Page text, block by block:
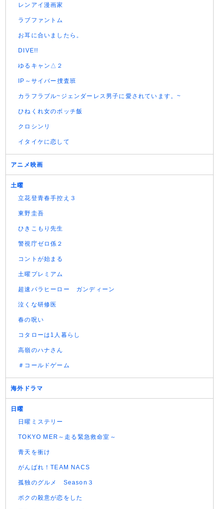
レンアイ漫画家
ラブファントム
お耳に合いましたら。
DIVE!!
ゆるキャン△２
IP～サイバー捜査班
カラフラブル~ジェンダーレス男子に愛されています。~
ひねくれ女のボッチ飯
クロシンリ
イタイケに恋して
アニメ映画
土曜
立花登青春手控え３
東野圭吾
ひきこもり先生
警視庁ゼロ係２
コントが始まる
土曜プレミアム
超速パラヒーロー ガンディーン
泣くな研修医
春の呪い
コタローは1人暮らし
高嶺のハナさん
＃コールドゲーム
海外ドラマ
日曜
日曜ミステリー
TOKYO MER～走る緊急救命室～
青天を衝け
がんばれ！TEAM NACS
孤独のグルメ Season３
ボクの殺意が恋をした